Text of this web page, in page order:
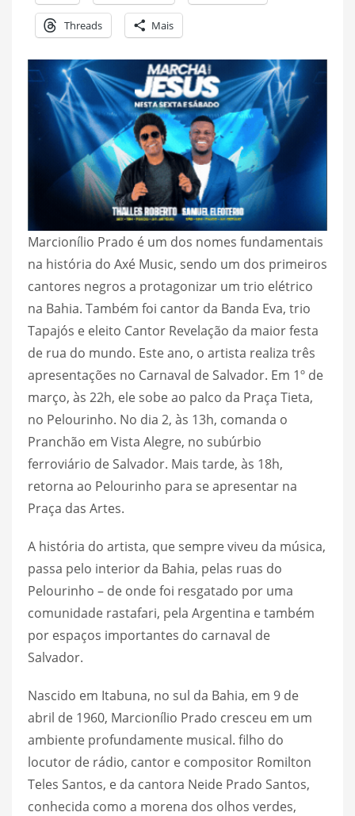
Threads Mais
Marcionílio Prado é um dos nomes fundamentais
na história do Axé Music, sendo um dos primeiros
cantores negros a protagonizar um trio elétrico
na Bahia. Também foi cantor da Banda Eva, trio
Tapajós e eleito Cantor Revelação da maior festa
de rua do mundo. Este ano, o artista realiza três
apresentações no Carnaval de Salvador. Em 1º de
março, às 22h, ele sobe ao palco da Praça Tieta,
no Pelourinho. No dia 2, às 13h, comanda o
Pranchão em Vista Alegre, no subúrbio
ferroviário de Salvador. Mais tarde, às 18h,
retorna ao Pelourinho para se apresentar na
Praça das Artes.
A história do artista, que sempre viveu da música,
passa pelo interior da Bahia, pelas ruas do
Pelourinho – de onde foi resgatado por uma
comunidade rastafari, pela Argentina e também
por espaços importantes do carnaval de
Salvador.
Nascido em Itabuna, no sul da Bahia, em 9 de
abril de 1960, Marcionílio Prado cresceu em um
ambiente profundamente musical. filho do
locutor de rádio, cantor e compositor Romilton
Teles Santos, e da cantora Neide Prado Santos,
conhecida como a morena dos olhos verdes,